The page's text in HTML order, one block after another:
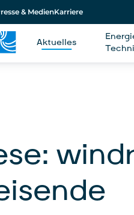
& MedienKarriere
Aktuelles